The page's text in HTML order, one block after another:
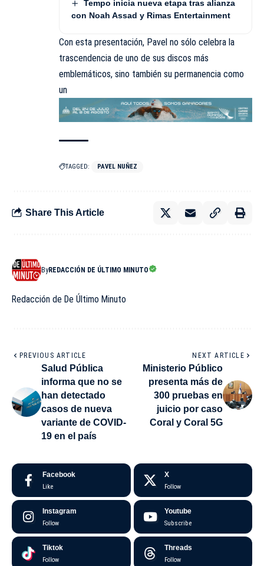
Tempo inicia nueva etapa tras alianza
con Noah Assad y Rimas Entertainment
Con esta presentación, Pavel no sólo celebra la
trascendencia de uno de sus discos más
emblemáticos, sino también su permanencia como
un
TAGGED: PAVEL NUÑEZ
Share This Article
ByREDACCIÓN DE ÚLTIMO MINUTO
Redacción de De Último Minuto
PREVIOUS ARTICLE
Salud Pública
informa que no se
han detectado
casos de nueva
variante de COVID-
19 en el país
NEXT ARTICLE
Ministerio Público
presenta más de
300 pruebas en
juicio por caso
Coral y Coral 5G
Facebook
Like
X
Follow
Instagram
Follow
Youtube
Subscribe
Tiktok
Follow
Threads
Follow